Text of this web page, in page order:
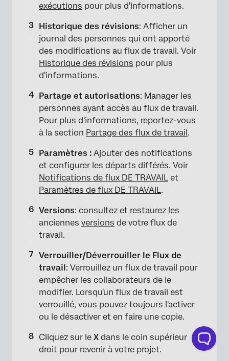
×
exécutions pour plus d'informations.
Historique des révisions: Afficher un
journal des personnes qui ont apporté
des modifications au flux de travail. Voir
Historique des révisions pour plus
d'informations.
Partage et autorisations: Manager les
personnes ayant accès au flux de travail.
Pour plus d'informations, reportez-vous
à la section Partage des flux de travail .
Paramètres : Ajouter des notifications
et configurer les départs différés. Voir
Notifications de flux DE TRAVAIL et
Paramètres de flux DE TRAVAIL.
Versions: consultez et restaurez les
anciennes versions de votre flux de
travail.
Verrouiller/Déverrouiller le Flux de
travail : Verrouillez un flux de travail pour
empêcher les collaborateurs de le
modifier. Lorsqu'un flux de travail est
verrouillé, vous pouvez toujours l'activer
ou le désactiver et en faire une copie.
Cliquez sur le X dans le coin supérieur
droit pour revenir à votre projet.